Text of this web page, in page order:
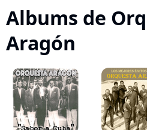
Albums de
Aragón